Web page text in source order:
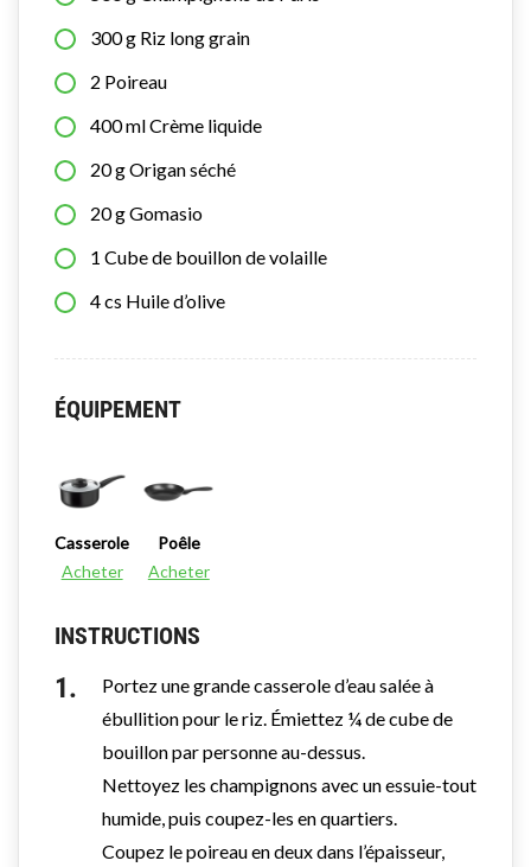
300g Riz long grain
2 Poireau
400mlCrème liquide
20gOrigan séché
20gGomasio
1 Cube de bouillon de volaille
4cs Huile d’olive
ÉQUIPEMENT
Casserole
Acheter
Poêle
Acheter
INSTRUCTIONS
Portez une grande casserole d’eau salée à
ébullition pour le riz. Émiettez ¼ de cube de
bouillon par personne au-dessus.
Nettoyez les champignons avec un essuie-tout
humide, puis coupez-les en quartiers.
Coupez le poireau en deux dans l’épaisseur,